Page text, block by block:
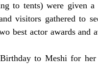
to tents) were given a
visitors gathered to
best actor awards and
to Meshi for